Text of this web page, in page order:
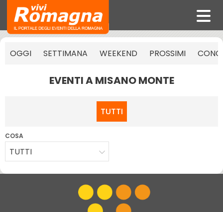
OGGI SETTIMANA WEEKEND PROSSIMI
EVENTI A MISANO MONTE
TUTTI
COSA
TUTTI